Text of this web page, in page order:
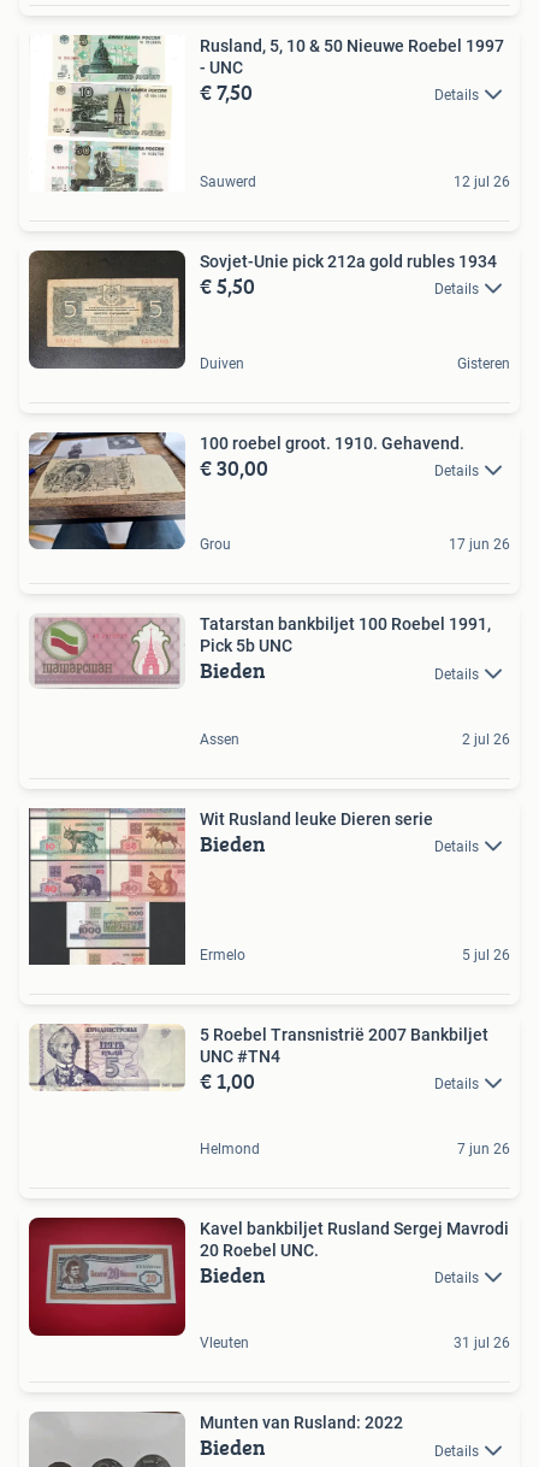
Rusland, 5, 10 & 50 Nieuwe Roebel 1997
- UNC
€ 7,50 Details
Sauwerd 12 jul 26
Sovjet-Unie pick 212a gold rubles 1934
€ 5,50 Details
Duiven Gisteren
100 roebel groot. 1910. Gehavend.
€ 30,00 Details
Grou 17 jun 26
Tatarstan bankbiljet 100 Roebel 1991,
Pick 5b UNC
Bieden Details
Assen 2 jul 26
Wit Rusland leuke Dieren serie
Bieden Details
Ermelo 5 jul 26
5 Roebel Transnistrië 2007 Bankbiljet
UNC #TN4
€ 1,00 Details
Helmond 7 jun 26
Kavel bankbiljet Rusland Sergej Mavrodi
20 Roebel UNC.
Bieden Details
Vleuten 31 jul 26
Munten van Rusland: 2022
Bieden Details